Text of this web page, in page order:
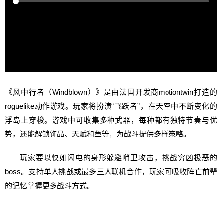
《风中行者（Windblown）》是由法国开发商motiontwin打造的
roguelike动作游戏。玩家将扮演“飞跃者”，在天空中不断变化的
浮岛上穿梭。游戏中可收集多种武器，每种都有独特节奏与优
势，还能解锁饰品、天赋和鱼等，为战斗提供多样策略。
玩家要以快如闪电的身形躲避哨卫攻击，挑战穷凶极恶的
boss。支持单人挑战或最多三人联机合作，玩家可吸收阵亡前辈
的记忆掌握更多战斗方式。